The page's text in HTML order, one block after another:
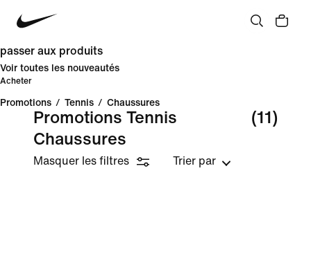
passer aux produits
Voir toutes les nouveautés
Acheter
Promotions / Tennis / Chaussures
Promotions Tennis
Chaussures
(11)
Masquer les filtres Trier par